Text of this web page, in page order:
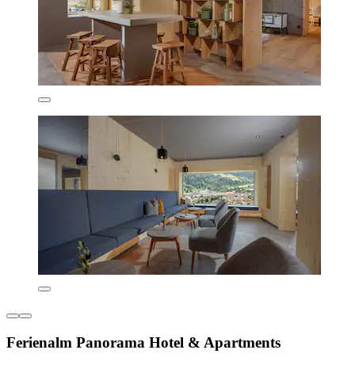
Ferienalm Panorama Hotel & Apartments